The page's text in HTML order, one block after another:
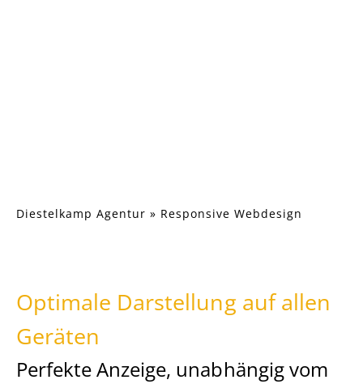
Diestelkamp Agentur » Responsive Webdesign
Optimale Darstellung auf allen
Geräten
Perfekte Anzeige, unabhängig vom